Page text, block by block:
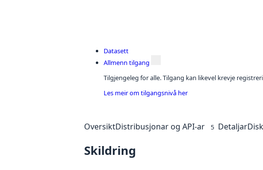
Datasett
Allmenn tilgang
Tilgjengeleg for alle. Tilgang kan likevel krevje
Les meir om tilgangsnivå her
OversiktDistribusjonar og API-ar 5 Detaljar
Skildring